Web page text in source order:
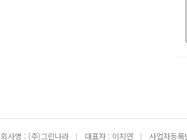
회사명 : (주)그린나라 | 대표자 : 이지연 | 사업자등